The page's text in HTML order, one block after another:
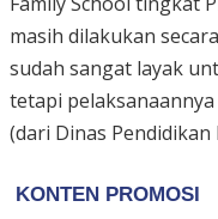
masih dilakukan
sudah sangat layak
tetapi
(dari Dinas Pendidikan